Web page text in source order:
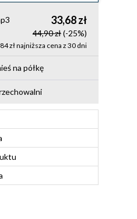
33,68 zł
44,90 zł(-25%)
zł najniższa cena z 30 dni
na półkę